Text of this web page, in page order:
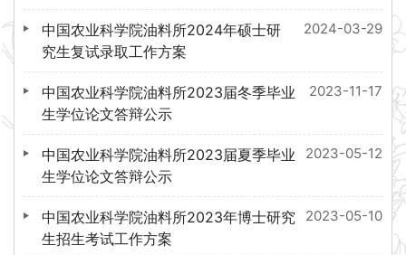
2024-03-29
中国农业科学院油料所2024年硕士研
究生复试录取工作方案
2023-11-17
中国农业科学院油料所2023届冬季毕业
生学位论文答辩公示
2023-05-12
中国农业科学院油料所2023届夏季毕业
生学位论文答辩公示
2023-05-10
中国农业科学院油料所2023年博士研究
生招生考试工作方案